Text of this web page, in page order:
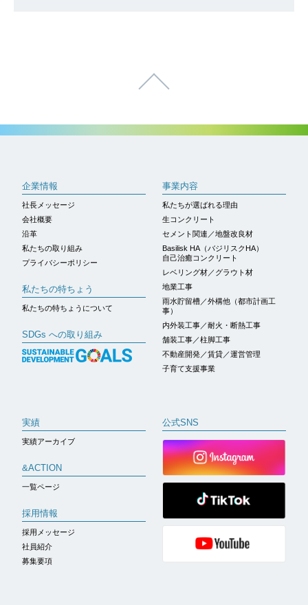
ページトップへ
企業情報
社長メッセージ
会社概要
沿革
私たちの取り組み
プライバシーポリシー
私たちの特ちょう
私たちの特ちょうについて
SDGs への取り組み
事業内容
私たちが選ばれる理由
生コンクリート
セメント関連／地盤改良材
Basilisk HA（バジリスクHA）
自己治癒コンクリート
レベリング材／グラウト材
地業工事
雨水貯留槽／外構他（都市計画工
事）
内外装工事／耐火・断熱工事
舗装工事／柱脚工事
不動産開発／賃貸／運営管理
子育て支援事業
実績
実績アーカイブ
&ACTION
一覧ページ
採用情報
採用メッセージ
社員紹介
募集要項
公式SNS